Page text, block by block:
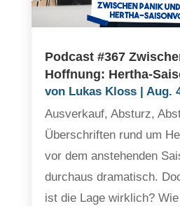
Podcast #367
Hoffnung: Hertha-
von Lukas Kloss| Aug.
Ausverkauf, Absturz,
Überschriften rund um
vor dem anstehenden
durchaus dramatisch.
ist die Lage wirklich?